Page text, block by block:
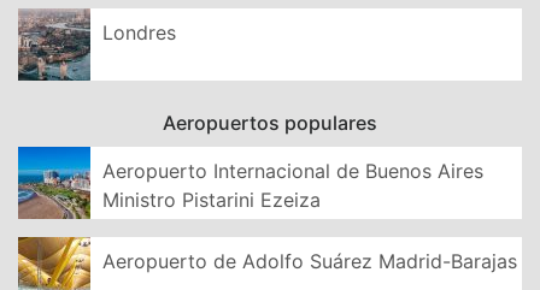
Londres
Aeropuertos populares
Aeropuerto Internacional de Buenos Aires
Ministro Pistarini Ezeiza
Aeropuerto de Adolfo Suárez Madrid-Barajas